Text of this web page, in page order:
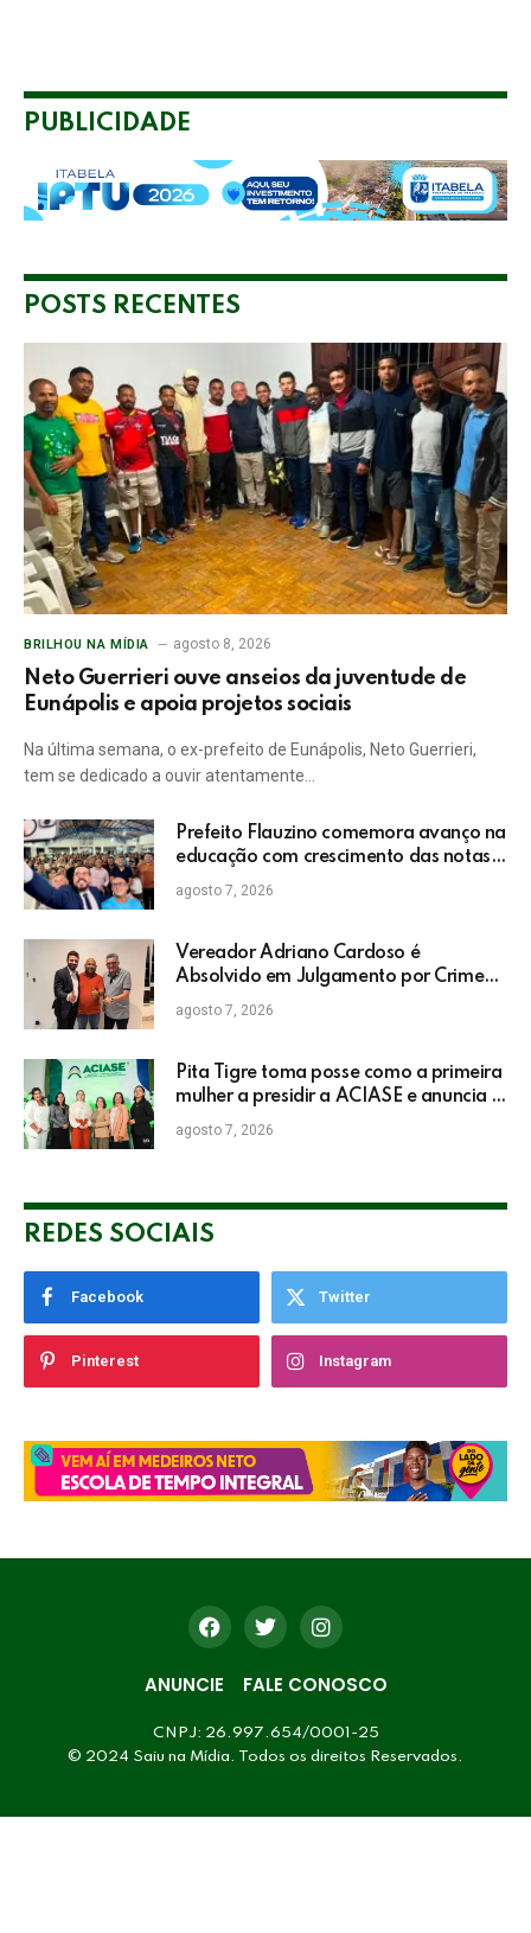
PUBLICIDADE
POSTS RECENTES
BRILHOU NA MÍDIA agosto 8, 2026
Neto Guerrieri ouve anseios da juventude de
Eunápolis e apoia projetos sociais
Na última semana, o ex-prefeito de Eunápolis, Neto Guerrieri,
tem se dedicado a ouvir atentamente…
Prefeito Flauzino comemora avanço na
educação com crescimento das notas
do IDEB da rede pública de Itabela
agosto 7, 2026
Vereador Adriano Cardoso é
Absolvido em Julgamento por Crime
Eleitoral no TRE
agosto 7, 2026
Pita Tigre toma posse como a primeira
mulher a presidir a ACIASE e anuncia a
retomada do Prêmio Destaque
Empresarial
agosto 7, 2026
REDES SOCIAIS
Facebook Twitter
Pinterest Instagram
ANUNCIE FALE CONOSCO
CNPJ: 26.997.654/0001-25
© 2024 Saiu na Mídia. Todos os direitos Reservados.